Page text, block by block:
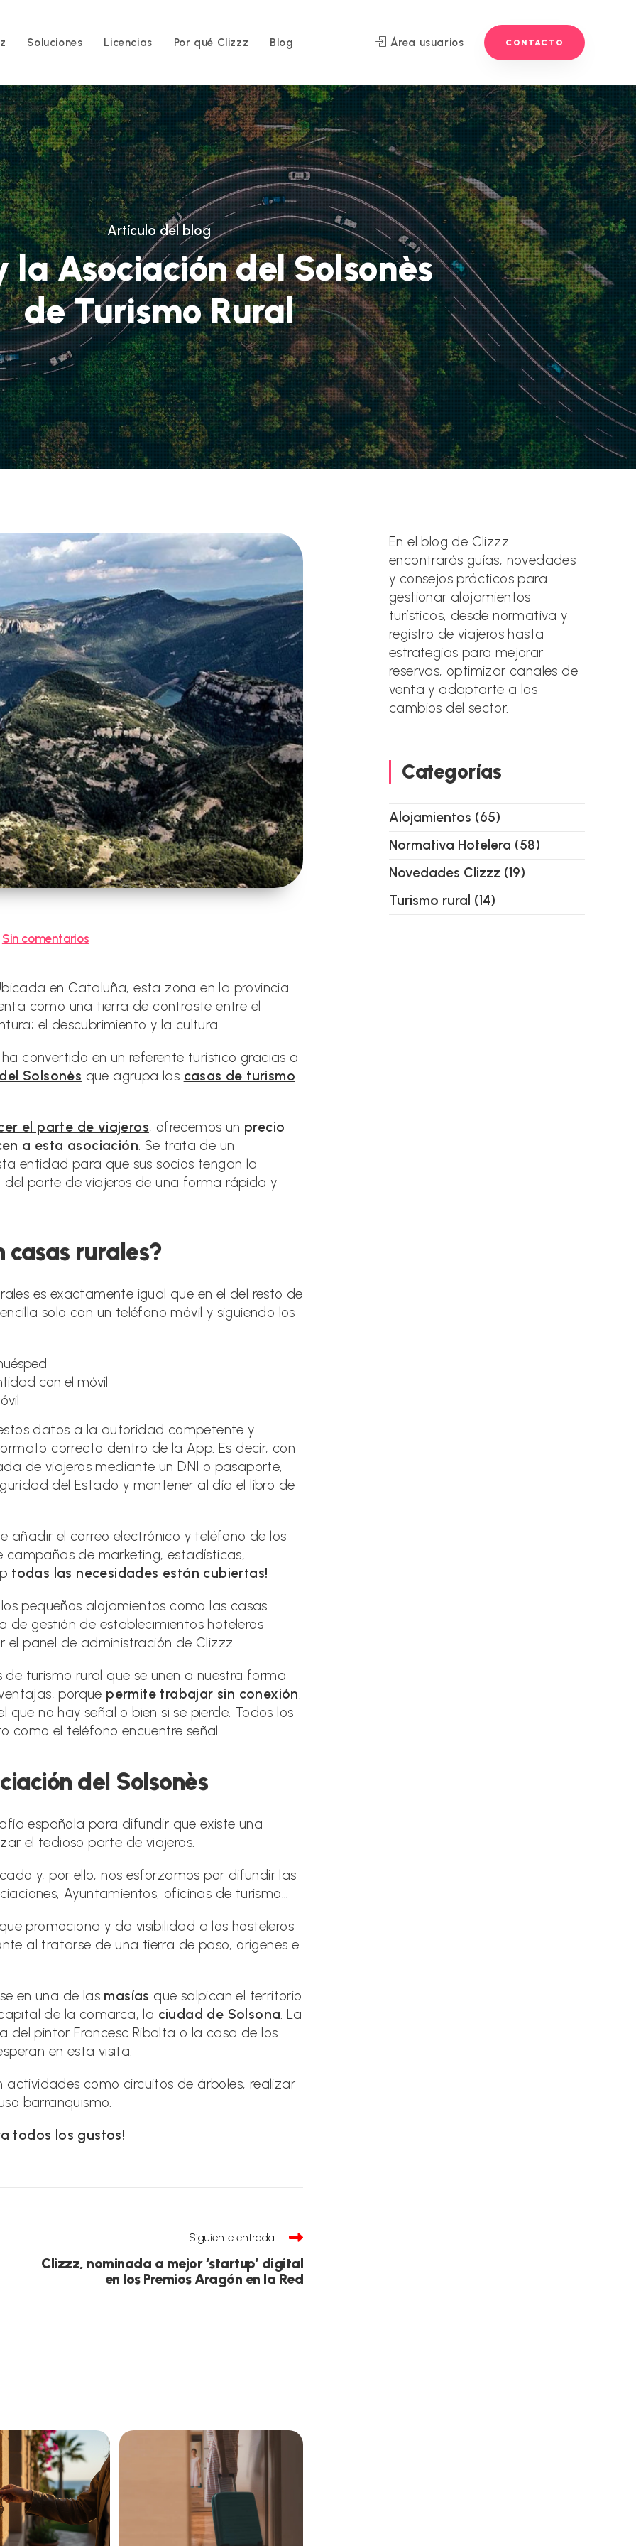
Soluciones Licencias Por qué Clizzz Blog Área usuarios CONTACTO
Artículo del blog
la Asociación del Solsonès
de Turismo Rural
Sin comentarios
en Cataluña, esta zona en la provincia
como una tierra de contraste entre el
el descubrimiento y la cultura.
convertido en un referente turístico gracias a
Solsonès que agrupa las casas de turismo
el parte de viajeros, ofrecemos un precio
a esta asociación. Se trata de un
entidad para que sus socios tengan la
parte de viajeros de una forma rápida y
casas rurales?
es exactamente igual que en el del resto de
solo con un teléfono móvil y siguiendo los
con el móvil
datos a la autoridad competente y
correcto dentro de la App. Es decir, con
de viajeros mediante un DNI o pasaporte,
del Estado y mantener al día el libro de
añadir el correo electrónico y teléfono de los
campañas de marketing, estadísticas,
todas las necesidades están cubiertas!
pequeños alojamientos como las casas
de gestión de establecimientos hoteleros
el panel de administración de Clizzz.
turismo rural que se unen a nuestra forma
porque permite trabajar sin conexión.
que no hay señal o bien si se pierde. Todos los
como el teléfono encuentre señal.
del Solsonès
española para difundir que existe una
el tedioso parte de viajeros.
y, por ello, nos esforzamos por difundir las
Ayuntamientos, oficinas de turismo…
promociona y da visibilidad a los hosteleros
al tratarse de una tierra de paso, orígenes e
en una de las masías que salpican el territorio
de la comarca, la ciudad de Solsona. La
del pintor Francesc Ribalta o la casa de los
en esta visita.
actividades como circuitos de árboles, realizar
barranquismo.
todos los gustos!
Siguiente entrada
Clizzz, nominada a mejor ‘startup’ digital
en los Premios Aragón en la Red
En el blog de Clizzz
encontrarás guías, novedades
y consejos prácticos para
gestionar alojamientos
turísticos, desde normativa y
registro de viajeros hasta
estrategias para mejorar
reservas, optimizar canales de
venta y adaptarte a los
cambios del sector.
Categorías
Alojamientos (65)
Normativa Hotelera (58)
Novedades Clizzz (19)
Turismo rural (14)